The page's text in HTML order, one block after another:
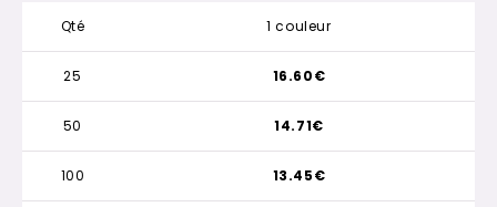
Qté 1 couleur
25
50
100
16.60€
14.71€
13.45€